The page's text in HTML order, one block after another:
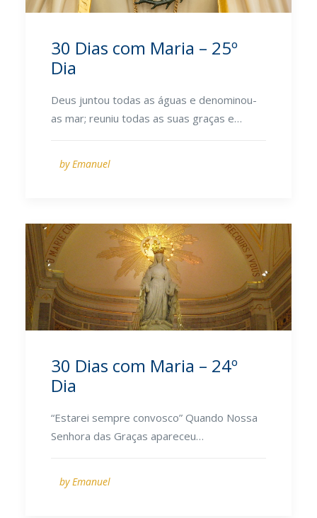
30 Dias com Maria – 25º
Dia
Deus juntou todas as águas e denominou-
as mar; reuniu todas as suas graças e…
by Emanuel
30 Dias com Maria – 24º
Dia
“Estarei sempre convosco” Quando Nossa
Senhora das Graças apareceu…
by Emanuel